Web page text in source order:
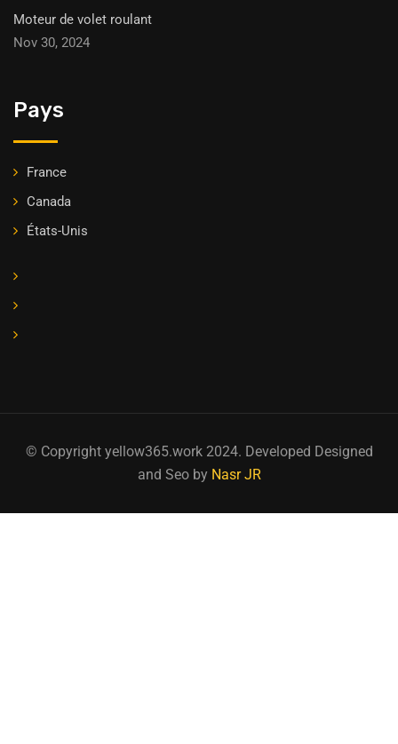
Moteur de volet roulant
Nov 30, 2024
Pays
France
Canada
États-Unis
© Copyright yellow365.work 2024. Developed Designed
and Seo by Nasr JR